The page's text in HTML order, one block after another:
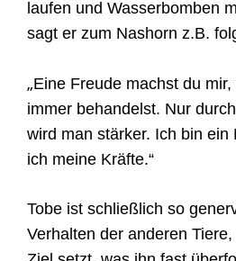
laufen und Wasserbomben
sagt er zum Nashorn z.B.
„Eine Freude machst du
immer behandelst. Nur
wird man stärker. Ich bin ein
ich meine Kräfte.“
Tobe ist schließlich so
Verhalten der anderen